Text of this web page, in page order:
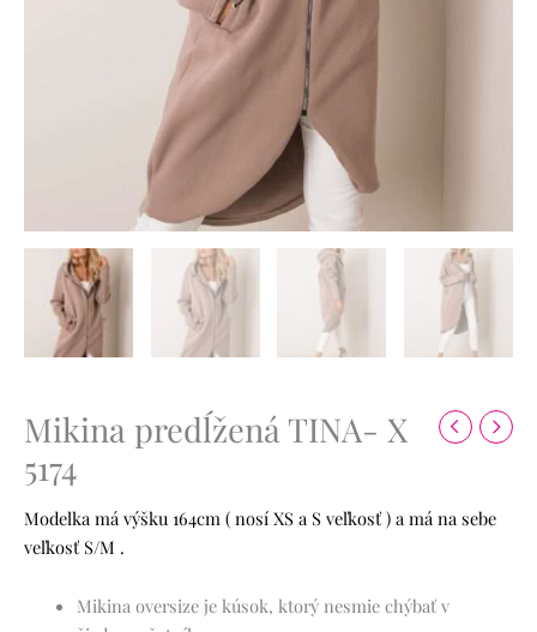
Mikina predĺžená TINA- X
5174
Modelka má výšku 164cm ( nosí XS a S veľkosť ) a má na sebe
veľkosť S/M .
Mikina oversize je kúsok, ktorý nesmie chýbať v